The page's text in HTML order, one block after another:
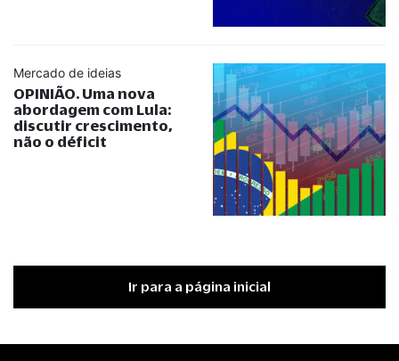
Mercado de ideias
OPINIÃO. Uma nova
abordagem com Lula:
discutir crescimento,
não o déficit
Ir para a página inicial